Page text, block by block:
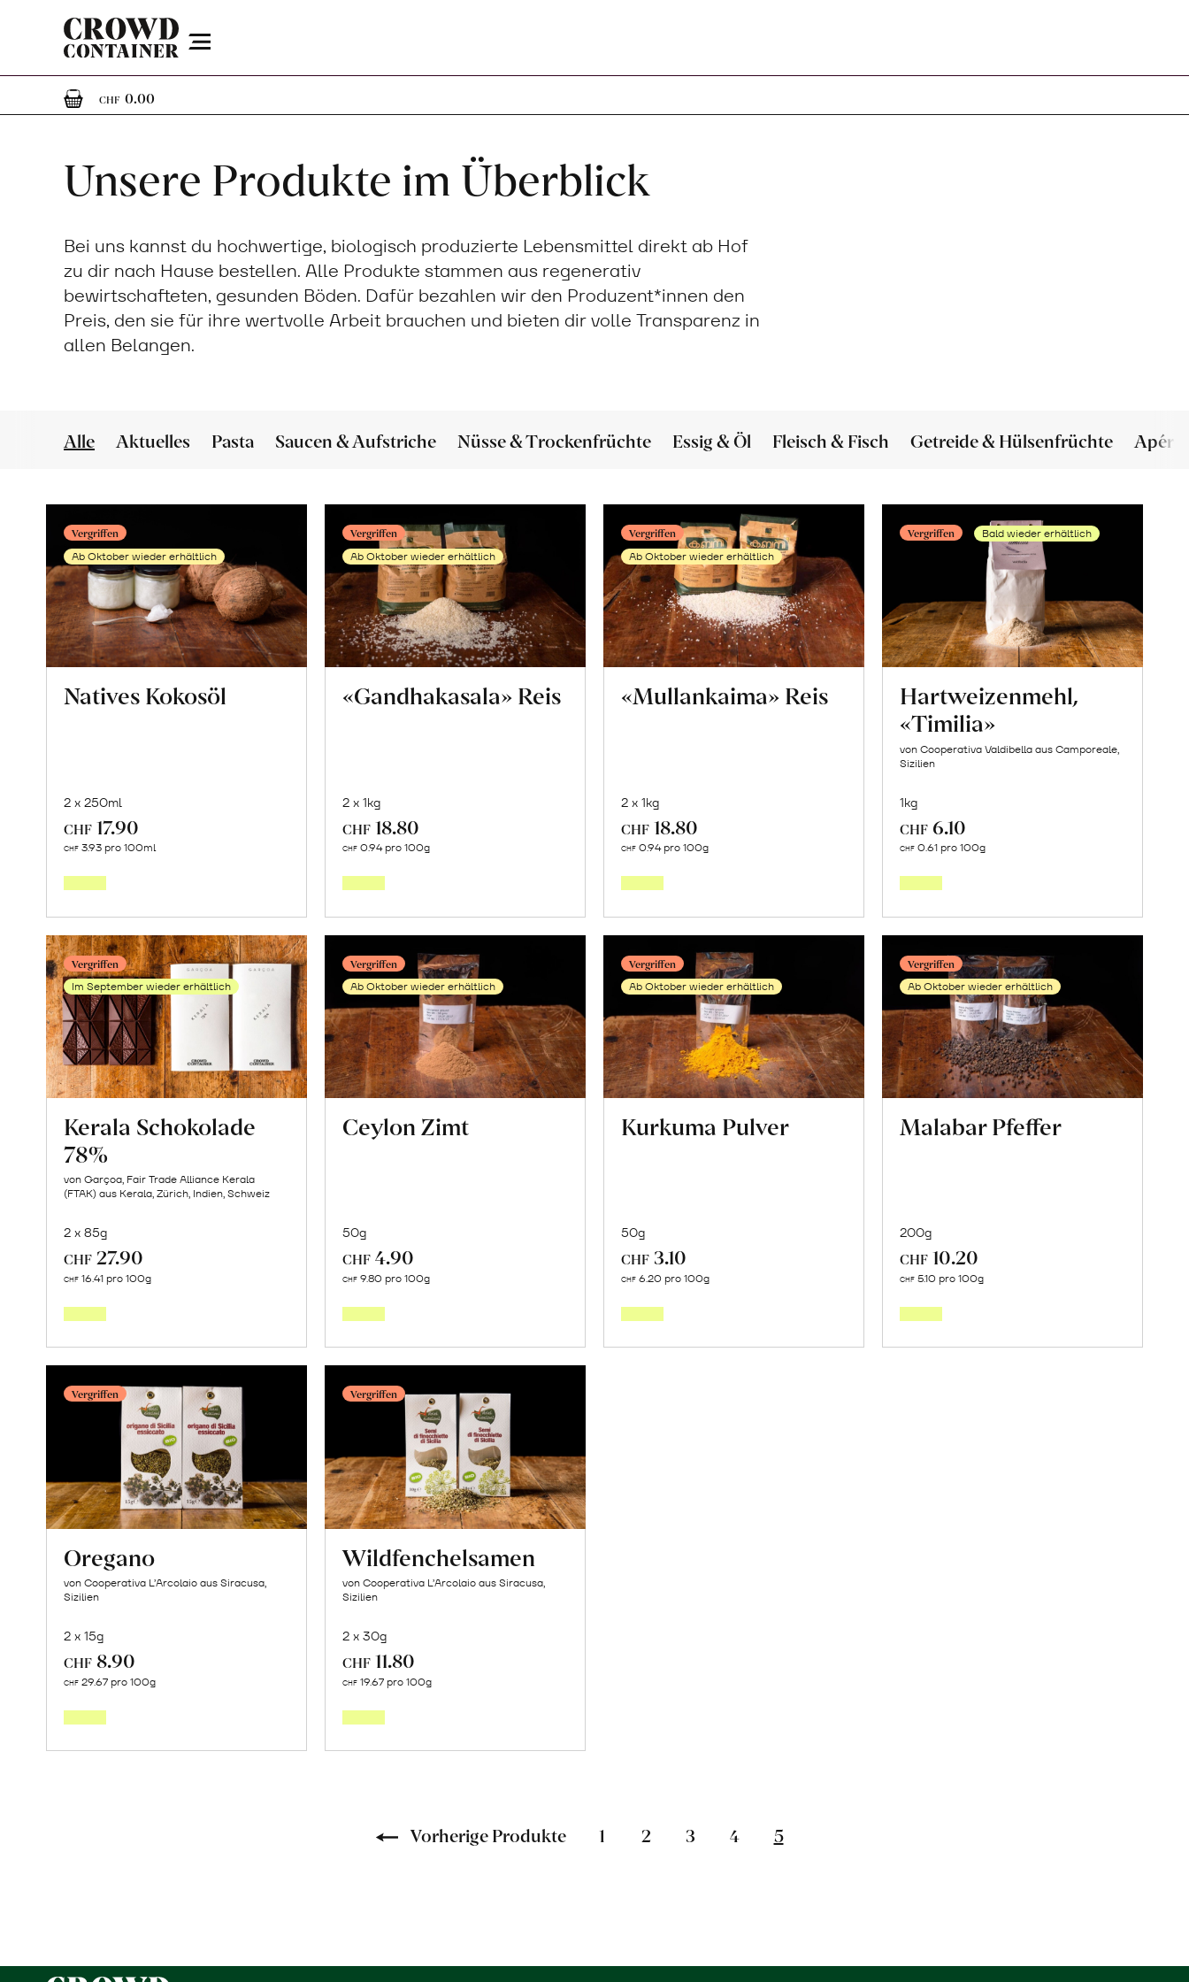
Menu
CHF 0.000 Artikel im Warenkorb
Unsere Produkte im Überblick
Bei uns kannst du hochwertige, biologisch produzierte Lebensmittel direkt ab Hof
zu dir nach Hause bestellen. Alle Produkte stammen aus regenerativ
bewirtschafteten, gesunden Böden. Dafür bezahlen wir den Produzent*innen den
Preis, den sie für ihre wertvolle Arbeit brauchen und bieten dir volle Transparenz in
allen Belangen.
Alle Aktuelles Pasta Saucen & Aufstriche Nüsse & Trockenfrüchte Essig & Öl Fleisch & Fisch Getreide & Hülsenfrüchte Apéro
Vergriffen
Ab Oktober wieder erhältlich
Natives Kokosöl
2 x 250ml
CHF 17.90
CHF 3.93 pro 100ml
Kokosöl
erfahren
Vergriffen
Ab Oktober wieder erhältlich
«Gandhakasala» Reis
2 x 1kg
CHF 18.80
CHF 0.94 pro 100g
Reis
erfahren
Vergriffen
Ab Oktober wieder erhältlich
«Mullankaima» Reis
2 x 1kg
CHF 18.80
CHF 0.94 pro 100g
Reis
erfahren
Vergriffen Bald wieder erhältlich
Hartweizenmehl,
«Timilia»
von Cooperativa Valdibella aus Camporeale,
Sizilien
1kg
CHF 6.10
CHF 0.61 pro 100g
«Timilia»
erfahren
Vergriffen
Im September wieder erhältlich
Kerala Schokolade
78%
von Garçoa, Fair Trade Alliance Kerala
(FTAK) aus Kerala, Zürich, Indien, Schweiz
2 x 85g
CHF 27.90
CHF 16.41 pro 100g
Schokolade
78%
erfahren
Vergriffen
Ab Oktober wieder erhältlich
Ceylon Zimt
50g
CHF 4.90
CHF 9.80 pro 100g
Zimt
erfahren
Vergriffen
Ab Oktober wieder erhältlich
Kurkuma Pulver
50g
CHF 3.10
CHF 6.20 pro 100g
Vergriffen
Ab Oktober wieder erhältlich
Malabar Pfeffer
200g
CHF 10.20
CHF 5.10 pro 100g
Vergriffen
Oregano
von Cooperativa L’Arcolaio aus Siracusa,
Sizilien
2 x 15g
CHF 8.90
CHF 29.67 pro 100g
Vergriffen
Wildfenchelsamen
von Cooperativa L’Arcolaio aus Siracusa,
Sizilien
2 x 30g
CHF 11.80
CHF 19.67 pro 100g
Vorherige Produkte 1 2 3 4 5